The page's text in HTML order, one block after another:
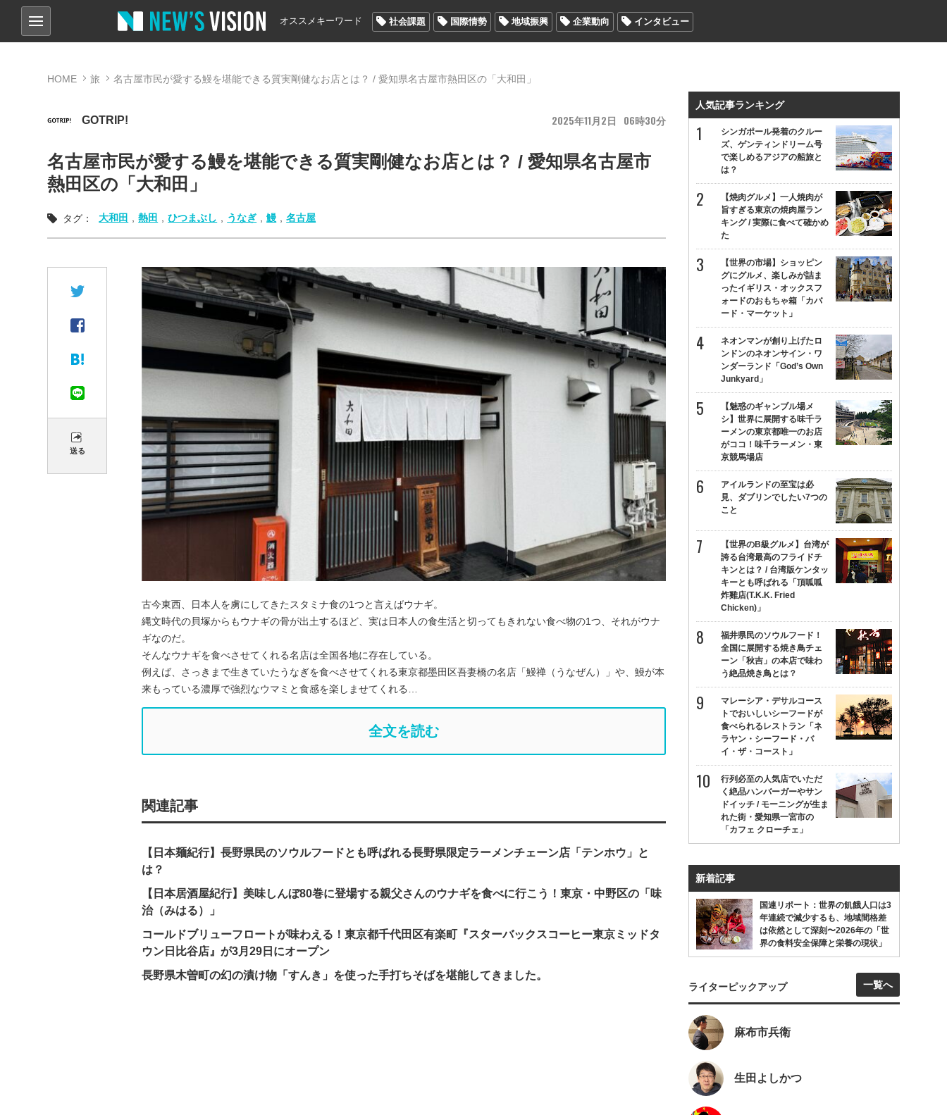
オススメキーワード 社会課題 国際情勢 地域振興 企業動向 インタビュー
HOME 旅 名古屋市民が愛する鰻を堪能できる質実剛健なお店とは？ / 愛知県名古屋市熱田区の「大和田」
GOTRIP! 2025 11 2 06 30
名古屋市民が愛する鰻を堪能できる質実剛健なお店とは？ / 愛知県名古屋市
熱田区の「大和田」
タグ： 大和田 熱田 ひつまぶし うなぎ 鰻 名古屋
送る
古今東西、日本人を虜にしてきたスタミナ食の1つと言えばウナギ。
縄文時代の貝塚からもウナギの骨が出土するほど、実は日本人の食生活と切ってもきれない食べ物の1つ、それがウナ
ギなのだ。
そんなウナギを食べさせてくれる名店は全国各地に存在している。
例えば、さっきまで生きていたうなぎを食べさせてくれる東京都墨田区吾妻橋の名店「鰻禅（うなぜん）」や、鰻が本
来もっている濃厚で強烈なウマミと食感を楽しませてくれる…
全文を読む
関連記事
【日本麺紀行】長野県民のソウルフードとも呼ばれる長野県限定ラーメンチェーン店「テンホウ」と
は？
【日本居酒屋紀行】美味しんぼ80巻に登場する親父さんのウナギを食べに行こう！東京・中野区の「味
治（みはる）」
コールドブリューフロートが味わえる！東京都千代田区有楽町『スターバックスコーヒー東京ミッドタ
ウン日比谷店』が3月29日にオープン
長野県木曽町の幻の漬け物「すんき」を使った手打ちそばを堪能してきました。
人気記事ランキング
シンガポール発着のクルー
ズ、ゲンティンドリーム号
で楽しめるアジアの船旅と
は？
【焼肉グルメ】一人焼肉が
旨すぎる東京の焼肉屋ラン
キング / 実際に食べて確かめ
た
【世界の市場】ショッピン
グにグルメ、楽しみが詰ま
ったイギリス・オックスフ
ォードのおもちゃ箱「カバ
ード・マーケット」
ネオンマンが創り上げたロ
ンドンのネオンサイン・ワ
ンダーランド「God’s Own
Junkyard」
【魅惑のギャンブル場メ
シ】世界に展開する味千ラ
ーメンの東京都唯一のお店
がココ！味千ラーメン・東
京競馬場店
アイルランドの至宝は必
見、ダブリンでしたい7つの
こと
【世界のB級グルメ】台湾が
誇る台湾最高のフライドチ
キンとは？ / 台湾版ケンタッ
キーとも呼ばれる「頂呱呱
炸雞店(T.K.K. Fried
Chicken)」
福井県民のソウルフード！
全国に展開する焼き鳥チェ
ーン「秋吉」の本店で味わ
う絶品焼き鳥とは？
マレーシア・デサルコース
トでおいしいシーフードが
食べられるレストラン「ネ
ラヤン・シーフード・バ
イ・ザ・コースト」
行列必至の人気店でいただ
く絶品ハンバーガーやサン
ドイッチ / モーニングが生ま
れた街・愛知県一宮市の
「カフェ クローチェ」
新着記事
国連リポート：世界の飢餓人口は3
年連続で減少するも、地域間格差
は依然として深刻〜2026年の「世
界の食料安全保障と栄養の現状」
ライターピックアップ 一覧へ
麻布市兵衛
生田よしかつ